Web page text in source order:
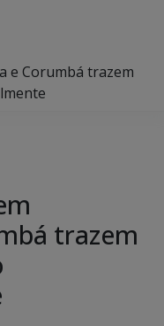
e Corumbá trazem
trazem